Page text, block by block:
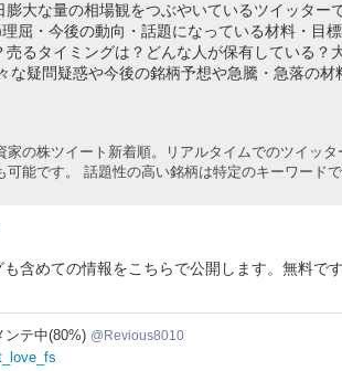
大な量の相場観をつぶやいているツイッタ
屈・今後の動向・話題になっている材料・目
るタイミングは？どんな人が保有している
な疑問疑惑や今後の銘柄予想や急騰・急落の材
家の株ツイート新着順。リアルタイムでのツイッ
可能です。 話題性の高い銘柄は特定のキーワード
含めての情報をこちらで公開します。無料です
ンテ中(80%) Revious8010